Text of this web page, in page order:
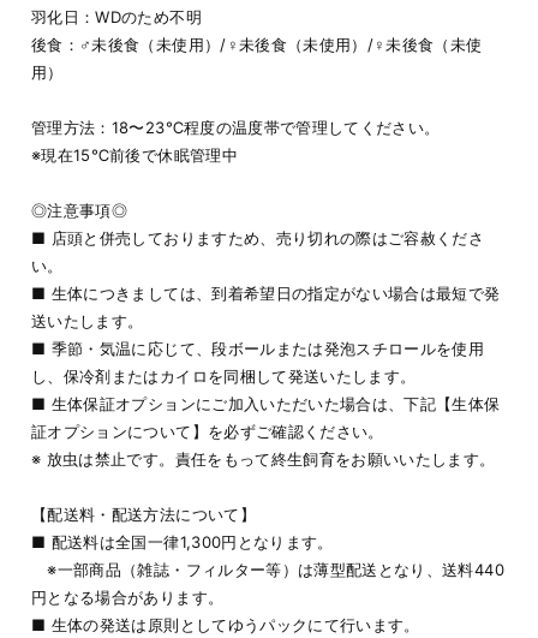
羽化日：WDのため不明
後食：♂未後食（未使用）/♀未後食（未使用）/♀未後食（未使
用）
管理方法：18〜23℃程度の温度帯で管理してください。
※現在15℃前後で休眠管理中
◎注意事項◎
■ 店頭と併売しておりますため、売り切れの際はご容赦くださ
い。
■ 生体につきましては、到着希望日の指定がない場合は最短で発
送いたします。
■ 季節・気温に応じて、段ボールまたは発泡スチロールを使用
し、保冷剤またはカイロを同梱して発送いたします。
■ 生体保証オプションにご加入いただいた場合は、下記【生体保
証オプションについて】を必ずご確認ください。
※ 放虫は禁止です。責任をもって終生飼育をお願いいたします。
【配送料・配送方法について】
■ 配送料は全国一律1,300円となります。
※一部商品（雑誌・フィルター等）は薄型配送となり、送料440
円となる場合があります。
■ 生体の発送は原則としてゆうパックにて行います。